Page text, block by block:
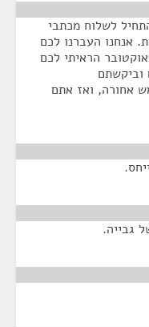
לביטוח לאומי באוגוסט 2022 התחיל לשלוח מכתבי
אנחנו העברנו לכם
הראיתי לכם
וביקשתם
אחורה, ואז אתם
גבייה.